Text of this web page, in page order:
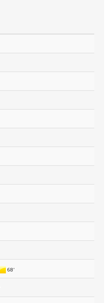
68'